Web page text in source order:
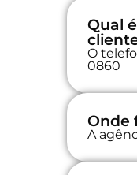
Qual
O
0860
Onde
A